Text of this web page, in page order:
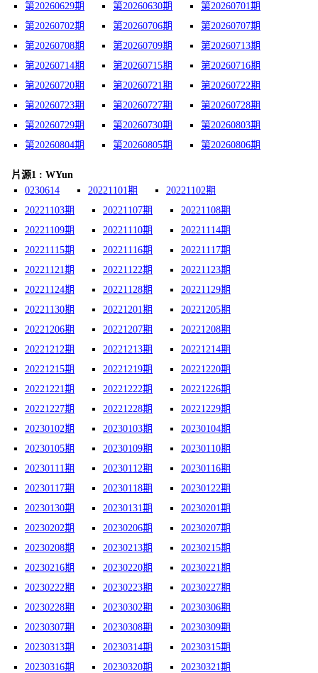
第20260629期
第20260630期
第20260701期
第20260702期
第20260706期
第20260707期
第20260708期
第20260709期
第20260713期
第20260714期
第20260715期
第20260716期
第20260720期
第20260721期
第20260722期
第20260723期
第20260727期
第20260728期
第20260729期
第20260730期
第20260803期
第20260804期
第20260805期 第20260806期
片源1 : WYun
0230614
20221101期
20221102期
20221103期
20221107期
20221108期
20221109期
20221110期
20221114期
20221115期
20221116期
20221117期
20221121期
20221122期
20221123期
20221124期
20221128期
20221129期
20221130期
20221201期
20221205期
20221206期
20221207期
20221208期
20221212期
20221213期
20221214期
20221215期
20221219期
20221220期
20221221期
20221222期
20221226期
20221227期
20221228期
20221229期
20230102期
20230103期
20230104期
20230105期
20230109期
20230110期
20230111期
20230112期
20230116期
20230117期
20230118期
20230122期
20230130期
20230131期
20230201期
20230202期
20230206期
20230207期
20230208期
20230213期
20230215期
20230216期
20230220期
20230221期
20230222期
20230223期
20230227期
20230228期
20230302期
20230306期
20230307期
20230308期
20230309期
20230313期
20230314期
20230315期
20230316期
20230320期
20230321期